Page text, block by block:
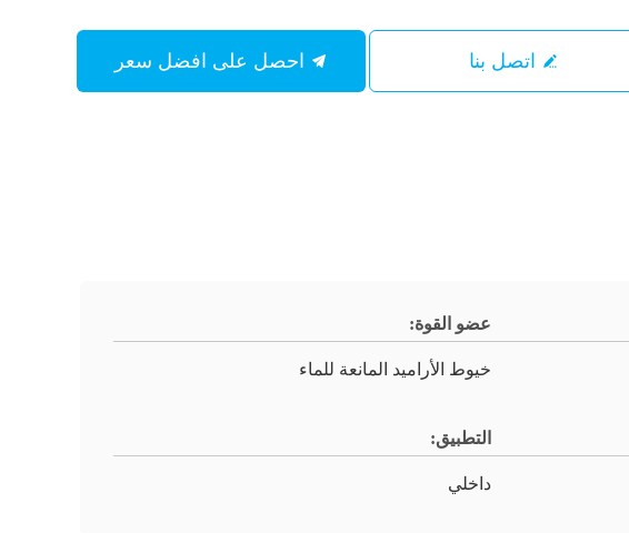
اتصل بنا
عضو القوة:
خيوط الأراميد المانعة للماء
التطبيق:
داخلي